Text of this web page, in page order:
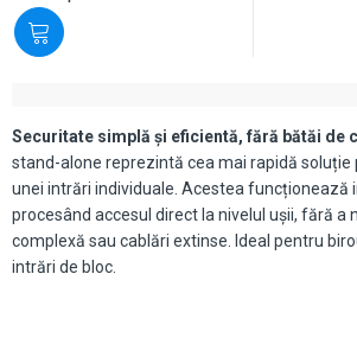
Securitate simplă și eficientă, fără bătăi de
stand-alone reprezintă cea mai rapidă soluție
unei intrări individuale. Acestea funcționează
procesând accesul direct la nivelul ușii, fără a
complexă sau cablări extinse. Ideal pentru
intrări de bloc.